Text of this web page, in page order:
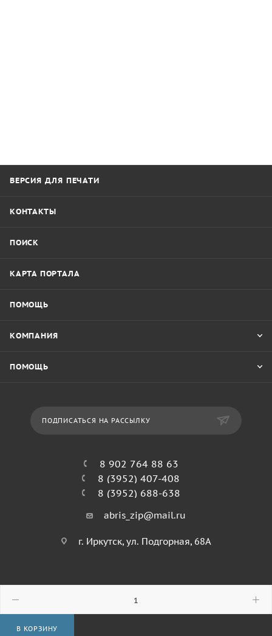
В КОРЗИНУ
ВЕРСИЯ ДЛЯ ПЕЧАТИ
КОНТАКТЫ
ПОИСК
КАРТА ПОРТАЛА
ПОМОЩЬ
КОМПАНИЯ
ПОМОЩЬ
ПОДПИСАТЬСЯ НА РАССЫЛКУ
8 902 764 88 63
8 (3952) 407-408
8 (3952) 688-638
abris_zip@mail.ru
г. Иркутск, ул. Подгорная, 68А
© 2026 Абрис